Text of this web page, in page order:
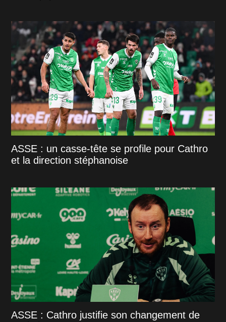
ASSE : un casse-tête se profile pour Cathro
et la direction stéphanoise
ASSE : Cathro justifie son changement de